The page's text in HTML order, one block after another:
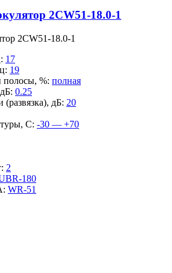
2CW51-18.0-1
2CW51-18.0-1
: 17
: 19
полосы, %: полная
: 0.25
дБ: 20
С: -30 — +70
: 2
180
: WR-51